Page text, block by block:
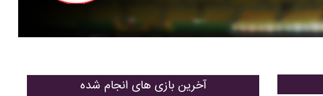
آخرین بازی های انجام شده